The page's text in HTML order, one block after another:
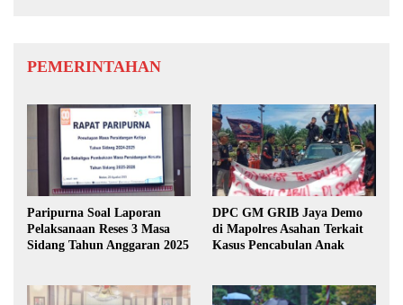
PEMERINTAHAN
Paripurna Soal Laporan
Pelaksanaan Reses 3 Masa
Sidang Tahun Anggaran 2025
DPC GM GRIB Jaya Demo
di Mapolres Asahan Terkait
Kasus Pencabulan Anak